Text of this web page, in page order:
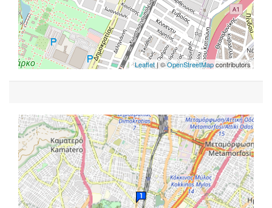
Leaflet| ©OpenStreetMapcontributors